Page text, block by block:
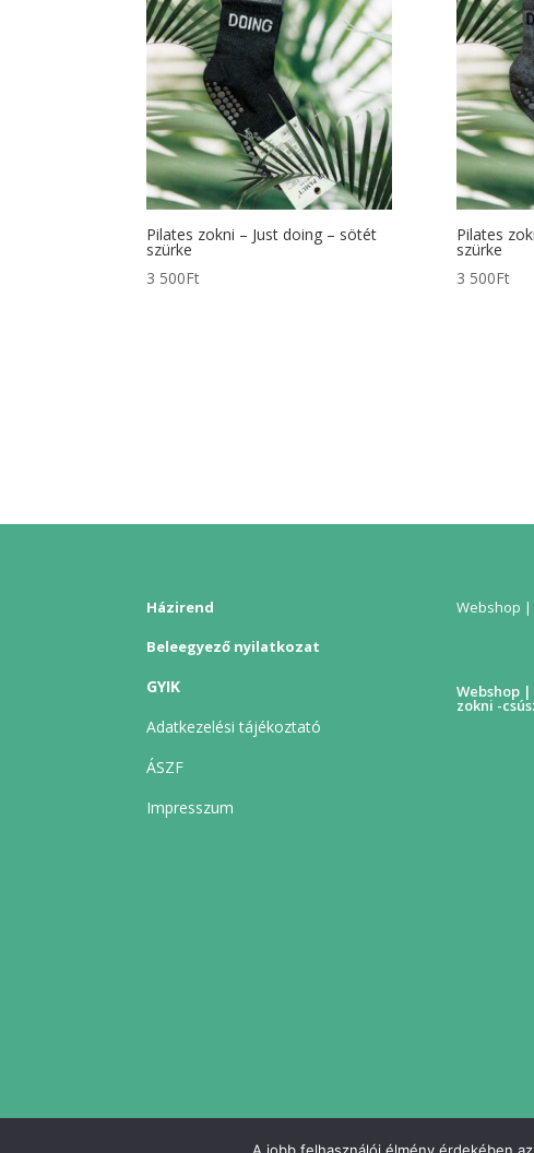
Pilates zokni – Just doing – sötét
szürke
3 500Ft
Pilates
szürke
3 500Ft
Házirend
Beleegyező nyilatkozat
GYIK
Adatkezelési tájékoztató
ÁSZF
Impresszum
Webshop |
Webshop
zokni -